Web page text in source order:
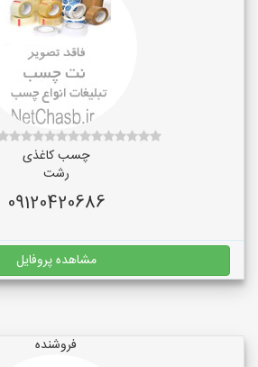
چسب کاغذی
رشت
09120420686
مشاهده پروفایل
فروشنده